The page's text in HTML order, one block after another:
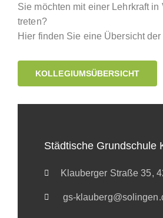
Sie möchten mit einer Lehrkraft in
treten?
Hier finden Sie eine Übersicht der
KOLLEGIUMSÜBERSICHT
Städtische Grundschule
Klauberger Straße 35,
gs-